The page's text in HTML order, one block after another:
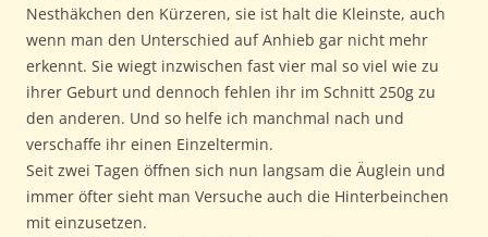
Nesthäkchen den Kürzeren, sie ist halt die Kleinste, auch
wenn man den Unterschied auf Anhieb gar nicht mehr
erkennt. Sie wiegt inzwischen fast vier mal so viel wie zu
ihrer Geburt und dennoch fehlen ihr im Schnitt 250g zu
den anderen. Und so helfe ich manchmal nach und
verschaffe ihr einen Einzeltermin.
Seit zwei Tagen öffnen sich nun langsam die Äuglein und
immer öfter sieht man Versuche auch die Hinterbeinchen
mit einzusetzen.